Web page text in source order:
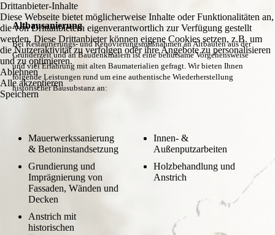
Altbausanierung
Bei Restaurierungs- und Renovierungsmaßnahmen an Altbauten aus der
Gründerzeit und an Baudenkmälern ist eine behutsame Vorgehensweise
und viel Erfahrung mit alten Baumaterialien gefragt. Wir bieten Ihnen
folgende Leistungen rund um eine authentische Wiederherstellung
historischer Bausubstanz an:
Mauerwerkssanierung
& Betoninstandsetzung
Grundierung und
Imprägnierung von
Fassaden, Wänden und
Decken
Anstrich mit
historischen
Innen- &
Außenputzarbeiten
Holzbehandlung und
Anstrich
Drittanbieter-Inhalte
Diese Webseite bietet möglicherweise Inhalte oder Funktionalitäten an,
die von Drittanbietern eigenverantwortlich zur Verfügung gestellt
werden. Diese Drittanbieter können eigene Cookies setzen, z.B. um
die Nutzeraktivität zu verfolgen oder ihre Angebote zu personalisieren
und zu optimieren.
Ablehnen
Alle akzeptieren
Speichern